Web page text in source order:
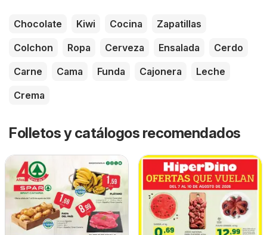
Chocolate Kiwi Cocina
Zapatillas
Colchon
Ropa Cerveza Ensalada
Cerdo
Carne
Cama Funda Cajonera
Leche
Crema
Folletos y catálogos recomendados